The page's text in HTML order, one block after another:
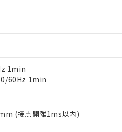
1min
60Hz 1min
(接点開離1ms以内)
格結果を当社の事前の承諾なく第
リスト作成サービス）をご利用い
ト上で当社にご登録された部品リ
ビスに関するお客様との取引・商
により、予定月が前後することが
ロード
ロードすることができます。
非含有証明書
基準）
含有を証明するもので、過去に遡
のすべてが基準値以下であること
売部門へお問い合わせください。
よび販売に係わる関係者が違法に
合意する
庫状況については、お客様のお取
販売員にご確認ください)
た在庫状況の情報を公開していない